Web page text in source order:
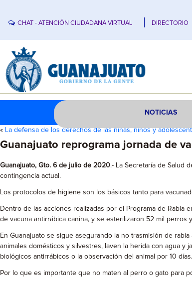
CHAT - ATENCIÓN CIUDADANA VIRTUAL DIRECTORIO
NOTICIAS
« La defensa de los derechos de las niñas, niños y
Guanajuato reprograma jornada de
Guanajuato, Gto. 6 de julio de 2020.- La Secretaría de Salud
contingencia actual.
Los protocolos de higiene son los básicos tanto para
Dentro de las acciones realizadas por el Programa de Rabia
de vacuna antirrábica canina, y se esterilizaron 52 mil
En Guanajuato se sigue asegurando la no trasmisión de
animales domésticos y silvestres, laven la herida con agua y
biológicos antirrábicos o la observación del animal por 10 días.
Por lo que es importante que no maten al perro o gato para